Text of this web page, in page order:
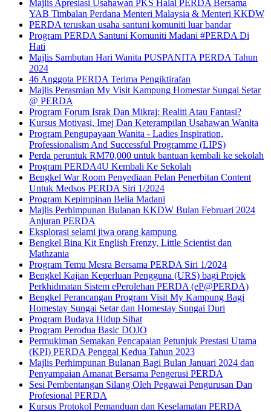
Majlis Apresiasi Usahawan PKS Halal PERDA Bersama
YAB Timbalan Perdana Menteri Malaysia & Menteri KKDW
PERDA teruskan usaha santuni komuniti luar bandar
Program PERDA Santuni Komuniti Madani #PERDA Di
Hati
Majlis Sambutan Hari Wanita PUSPANITA PERDA Tahun
2024
46 Anggota PERDA Terima Pengiktirafan
Majlis Perasmian My Visit Kampung Homestar Sungai Setar
@ PERDA
Program Forum Israk Dan Mikraj: Realiti Atau Fantasi?
Kursus Motivasi, Imej Dan Keterampilan Usahawan Wanita
Program Pengupayaan Wanita - Ladies Inspiration,
Professionalism And Successful Programme (LIPS)
Perda peruntuk RM70,000 untuk bantuan kembali ke sekolah
Program PERDA4U Kembali Ke Sekolah
Bengkel War Room Penyediaan Pelan Penerbitan Content
Untuk Medsos PERDA Siri 1/2024
Program Kepimpinan Belia Madani
Majlis Perhimpunan Bulanan KKDW Bulan Februari 2024
Anjuran PERDA
Eksplorasi selami jiwa orang kampung
Bengkel Bina Kit English Frenzy, Little Scientist dan
Mathzania
Program Temu Mesra Bersama PERDA Siri 1/2024
Bengkel Kajian Keperluan Pengguna (URS) bagi Projek
Perkhidmatan Sistem ePerolehan PERDA (eP@PERDA)
Bengkel Perancangan Program Visit My Kampung Bagi
Homestay Sungai Setar dan Homestay Sungai Duri
Program Budaya Hidup Sihat
Program Perodua Basic DOJO
Permukiman Semakan Pencapaian Petunjuk Prestasi Utama
(KPI) PERDA Penggal Kedua Tahun 2023
Majlis Perhimpunan Bulanan Bagi Bulan Januari 2024 dan
Penyampaian Amanat Bersama Pengerusi PERDA
Sesi Pembentangan Silang Oleh Pegawai Pengurusan Dan
Profesional PERDA
Kursus Protokol Pemanduan dan Keselamatan PERDA